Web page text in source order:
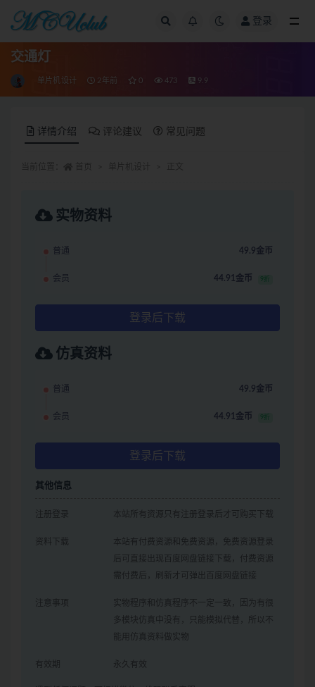
登录
交通灯
单片机设计 2年前 0 473 9.9
详情介绍 评论建议 常见问题
实物资料
普通 49.9金币
会员 44.91金币 9折
登录后下载
仿真资料
普通 49.9金币
会员 44.91金币 9折
登录后下载
其他信息
注册登录 本站所有资源只有注册登录后才可购买下载
资料下载
本站有付费资源和免费资源，免费资源登录
后可直接出现百度网盘链接下载，付费资源
需付费后，刷新才可弹出百度网盘链接
注意事项
实物程序和仿真程序不一定一致，因为有很
多模块仿真中没有，只能模拟代替，所以不
能用仿真资料做实物
有效期 永久有效